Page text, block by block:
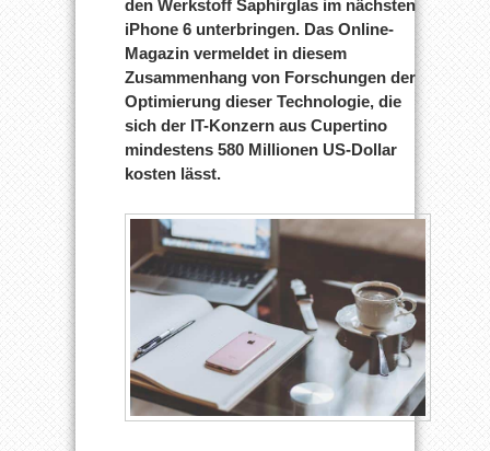
den Werkstoff Saphirglas im nächsten
iPhone 6 unterbringen. Das Online-
Magazin vermeldet in diesem
Zusammenhang von Forschungen der
Optimierung dieser Technologie, die
sich der IT-Konzern aus Cupertino
mindestens 580 Millionen US-Dollar
kosten lässt.